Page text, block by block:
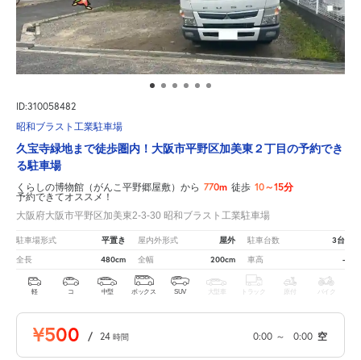
ID:310058482
昭和ブラスト工業駐車場
久宝寺緑地まで徒歩圏内！大阪市平野区加美東２丁目の予約でき
る駐車場
くらしの博物館（がんこ平野郷屋敷）から 770m 徒歩 10～15分
予約できてオススメ！
大阪府大阪市平野区加美東2-3-30 昭和ブラスト工業駐車場
駐車場形式 平置き 屋内外形式 屋外 駐車台数 3台
全長 480cm 全幅 200cm 車高 -
軽 コ 中型 ボックス SUV 大型車 トラック 原付 バイク
¥500 / 24 時間 0:00 ～ 0:00 空